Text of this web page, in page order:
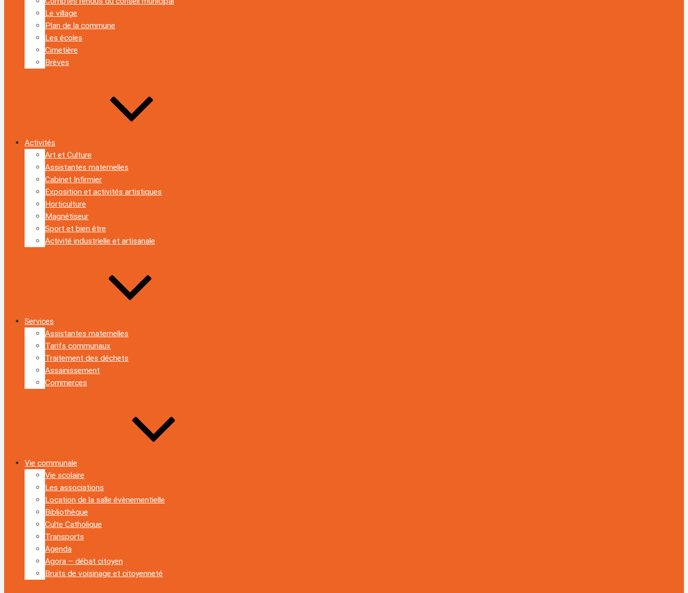
Le village
Plan de la commune
Les écoles
Cimetière
Brèves
Activités
Art et Culture
Assistantes maternelles
Cabinet Infirmier
Exposition et activités artistiques
Horticulture
Magnétiseur
Sport et bien être
Activité industrielle et artisanale
Services
Assistantes maternelles
Tarifs communaux
Traitement des déchets
Assainissement
Commerces
Vie communale
Vie scolaire
Les associations
Location de la salle évènementielle
Bibliothèque
Culte Catholique
Transports
Agenda
Agora – débat citoyen
Bruits de voisinage et citoyenneté